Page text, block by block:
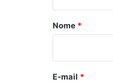
r
*
Nome *
E-mail *